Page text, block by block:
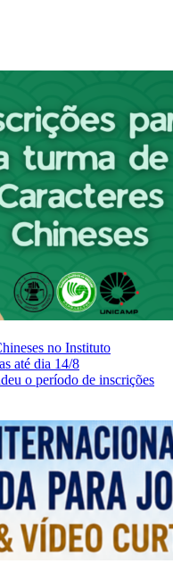
no Instituto
até dia 14/8
o período de inscrições